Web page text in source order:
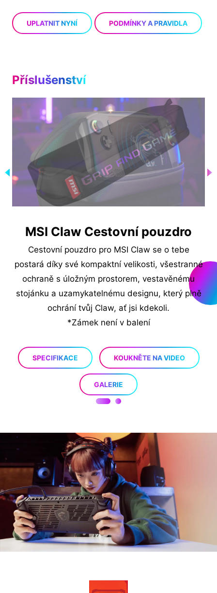
UPLATNIT NYNÍ PODMÍNKY A PRAVIDLA
Příslušenství
MSI Claw Cestovní pouzdro
Cestovní pouzdro pro MSI Claw se o tebe
postará díky své kompaktní velikosti, všestranné
ochraně s úložným prostorem, vestavěnému
stojánku a uzamykatelnému designu, který plně
ochrání tvůj Claw, ať jsi kdekoli.
*Zámek není v balení
SPECIFIKACE KOUKNĚTE NA VIDEO
GALERIE